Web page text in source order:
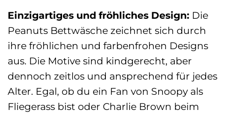
Einzigartiges und fröhliches Design: Die
Peanuts Bettwäsche zeichnet sich durch
ihre fröhlichen und farbenfrohen Designs
aus. Die Motive sind kindgerecht, aber
dennoch zeitlos und ansprechend für jedes
Alter. Egal, ob du ein Fan von Snoopy als
Fliegerass bist oder Charlie Brown beim